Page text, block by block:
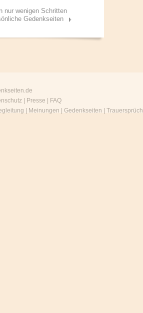
nur wenigen Schritten
Gedenkseiten
Presse
FAQ
Meinungen Gedenkseiten